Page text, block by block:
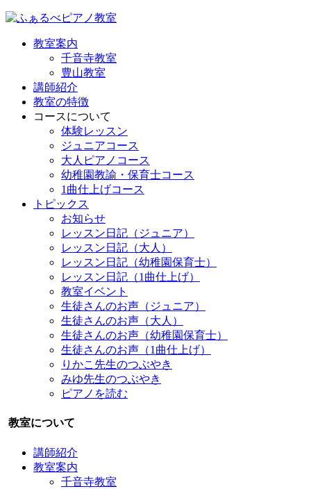
教室案内
千音寺教室
豊山教室
講師紹介
教室の特徴
コースについて
体験レッスン
ジュニアコース
大人ピアノコース
幼稚園教諭・保育士コース
1曲仕上げコース
トピックス
お知らせ
レッスン日記（ジュニア）
レッスン日記（大人）
レッスン日記（幼稚園保育士）
レッスン日記（1曲仕上げ）
教室イベント
生徒さんのお声（ジュニア）
生徒さんのお声（大人）
生徒さんのお声（幼稚園保育士）
生徒さんのお声（1曲仕上げ）
りかこ先生のつぶやき
みゆ先生のつぶやき
ピアノを読む
教室について
講師紹介
教室案内
千音寺教室